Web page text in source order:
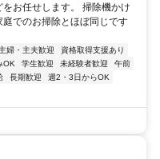
お任せします。 掃除機かけ
でのお掃除とほぼ同じです
主婦・主夫歓迎
資格取得支援あり
OK 学生歓迎 未経験者歓迎
午前
長期歓迎
週2・3日からOK